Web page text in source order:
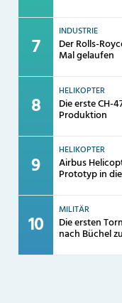
INDUSTRIE
Der Rolls-
Mal gelaufen
HELIKOPTER
Die erste CH-
Produktion
HELIKOPTER
Airbus
Prototyp in
MILITÄR
Die ersten
nach Büchel